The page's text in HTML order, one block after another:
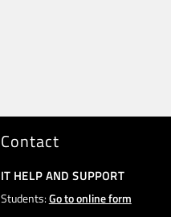
Contact
IT HELP AND SUPPORT
Students:Go to online form